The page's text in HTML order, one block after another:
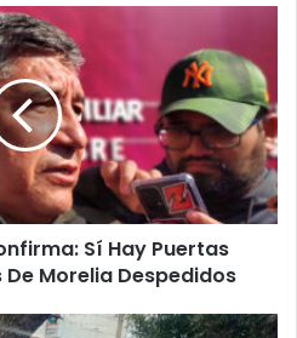
Sí Hay Puertas
Morelia Despedidos